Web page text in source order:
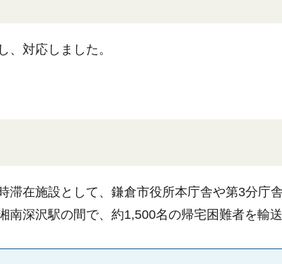
対応しました。
在施設として、鎌倉市役所本庁舎や第3分庁
深沢駅の間で、約1,500名の帰宅困難者を輸送